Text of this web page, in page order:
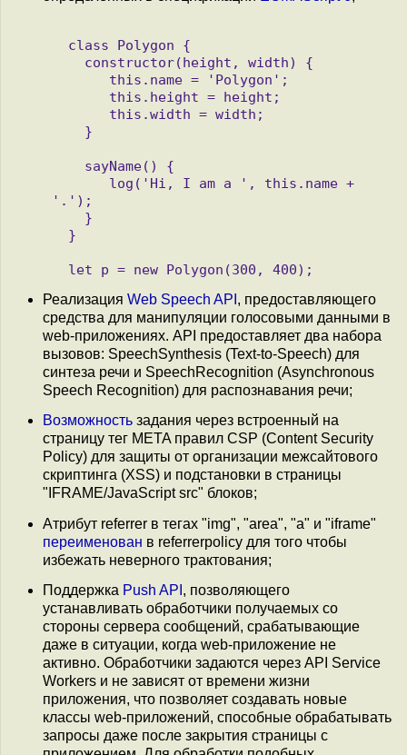
'.');
  let p = new Polygon(300, 400);
Реализация Web Speech API , предоставляющего
средства для манипуляции голосовыми данными в
web-приложениях. API предоставляет два набора
вызовов: SpeechSynthesis (Text-to-Speech) для
синтеза речи и SpeechRecognition (Asynchronous
Speech Recognition) для распознавания речи;
Возможность задания через встроенный на
страницу тег META правил CSP (Content Security
Policy) для защиты от организации межсайтового
скриптинга (XSS) и подстановки в страницы
"IFRAME/JavaScript src" блоков;
Атрибут referrer в тегах "img", "area", "a" и "iframe"
переименован в referrerpolicy для того чтобы
избежать неверного трактования;
Поддержка Push API , позволяющего
устанавливать обработчики получаемых со
стороны сервера сообщений, срабатывающие
даже в ситуации, когда web-приложение не
активно. Обработчики задаются через API Service
Workers и не зависят от времени жизни
приложения, что позволяет создавать новые
классы web-приложений, способные обрабатывать
запросы даже после закрытия страницы с